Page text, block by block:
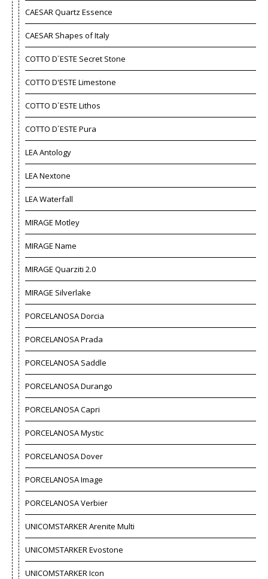
CAESAR Quartz Essence
CAESAR Shapes of Italy
COTTO D´ESTE Secret Stone
COTTO D'ESTE Limestone
COTTO D´ESTE Lithos
COTTO D´ESTE Pura
LEA Antology
LEA Nextone
LEA Waterfall
MIRAGE Motley
MIRAGE Name
MIRAGE Quarziti 2.0
MIRAGE Silverlake
PORCELANOSA Dorcia
PORCELANOSA Prada
PORCELANOSA Saddle
PORCELANOSA Durango
PORCELANOSA Capri
PORCELANOSA Mystic
PORCELANOSA Dover
PORCELANOSA Image
PORCELANOSA Verbier
UNICOMSTARKER Arenite Multi
UNICOMSTARKER Evostone
UNICOMSTARKER Icon